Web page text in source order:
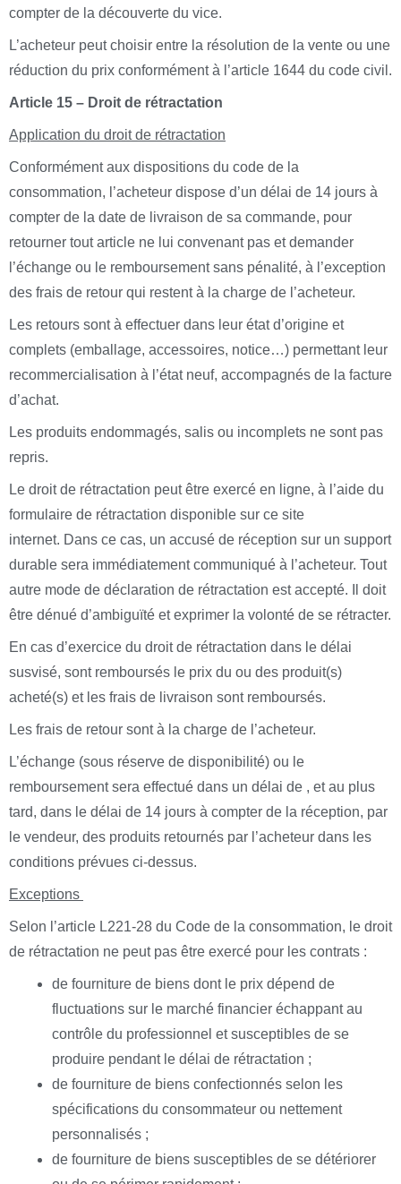
compter de la découverte du vice.
L’acheteur peut choisir entre la résolution de la vente ou une
réduction du prix conformément à l’article 1644 du code civil.
Article 15 – Droit de rétractation
Application du droit de rétractation
Conformément aux dispositions du code de la
consommation, l’acheteur dispose d’un délai de 14 jours à
compter de la date de livraison de sa commande, pour
retourner tout article ne lui convenant pas et demander
l’échange ou le remboursement sans pénalité, à l’exception
des frais de retour qui restent à la charge de l’acheteur.
Les retours sont à effectuer dans leur état d’origine et
complets (emballage, accessoires, notice…) permettant leur
recommercialisation à l’état neuf, accompagnés de la facture
d’achat.
Les produits endommagés, salis ou incomplets ne sont pas
repris.
Le droit de rétractation peut être exercé en ligne, à l’aide du
formulaire de rétractation disponible sur ce site
internet. Dans ce cas, un accusé de réception sur un support
durable sera immédiatement communiqué à l’acheteur. Tout
autre mode de déclaration de rétractation est accepté. Il doit
être dénué d’ambiguïté et exprimer la volonté de se rétracter.
En cas d’exercice du droit de rétractation dans le délai
susvisé, sont remboursés le prix du ou des produit(s)
acheté(s) et les frais de livraison sont remboursés.
Les frais de retour sont à la charge de l’acheteur.
L’échange (sous réserve de disponibilité) ou le
remboursement sera effectué dans un délai de , et au plus
tard, dans le délai de 14 jours à compter de la réception, par
le vendeur, des produits retournés par l’acheteur dans les
conditions prévues ci-dessus.
Exceptions
Selon l’article L221-28 du Code de la consommation, le droit
de rétractation ne peut pas être exercé pour les contrats :
de fourniture de biens dont le prix dépend de
fluctuations sur le marché financier échappant au
contrôle du professionnel et susceptibles de se
produire pendant le délai de rétractation ;
de fourniture de biens confectionnés selon les
spécifications du consommateur ou nettement
personnalisés ;
de fourniture de biens susceptibles de se détériorer